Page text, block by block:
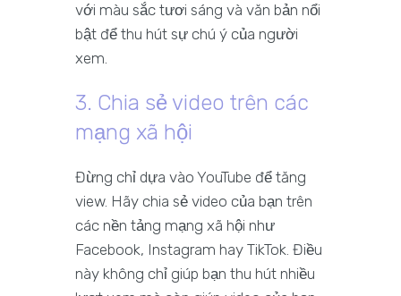
với màu sắc tươi sáng và văn bản nổi
bật để thu hút sự chú ý của người
xem.
3. Chia sẻ video trên các
mạng xã hội
Đừng chỉ dựa vào YouTube để tăng
view. Hãy chia sẻ video của bạn trên
các nền tảng mạng xã hội như
Facebook, Instagram hay TikTok. Điều
này không chỉ giúp bạn thu hút nhiều